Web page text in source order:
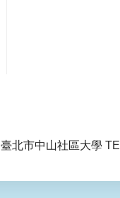
臺北市中山社區大學